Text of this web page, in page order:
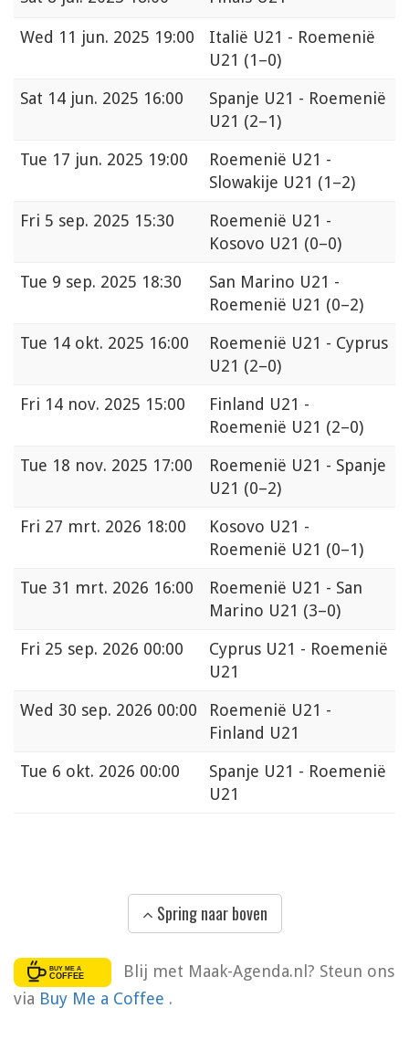
Wed 11 jun. 2025 19:00
Italië U21 - Roemenië
U21 (1–0)
Sat 14 jun. 2025 16:00
Spanje U21 - Roemenië
U21 (2–1)
Tue 17 jun. 2025 19:00
Roemenië U21 -
Slowakije U21 (1–2)
Fri 5 sep. 2025 15:30
Roemenië U21 -
Kosovo U21 (0–0)
Tue 9 sep. 2025 18:30
San Marino U21 -
Roemenië U21 (0–2)
Tue 14 okt. 2025 16:00
Roemenië U21 - Cyprus
U21 (2–0)
Fri 14 nov. 2025 15:00
Finland U21 -
Roemenië U21 (2–0)
Tue 18 nov. 2025 17:00
Roemenië U21 - Spanje
U21 (0–2)
Fri 27 mrt. 2026 18:00
Kosovo U21 -
Roemenië U21 (0–1)
Tue 31 mrt. 2026 16:00
Roemenië U21 - San
Marino U21 (3–0)
Fri 25 sep. 2026 00:00
Cyprus U21 - Roemenië
U21
Wed 30 sep. 2026 00:00
Roemenië U21 -
Finland U21
Tue 6 okt. 2026 00:00
Spanje U21 - Roemenië
U21
Spring naar boven
Blij met Maak-Agenda.nl? Steun ons
via Buy Me a Coffee .